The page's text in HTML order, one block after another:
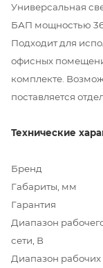
Универсальная
БАП мощностью 36
Подходит для
офисных
комплекте.
поставляется
Технические
Бренд
Габариты, мм
Гарантия
Диапазон
сети, В
Диапазон рабочих